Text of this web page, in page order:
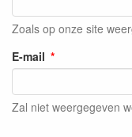
Zoals op onze site
E-mail
Zal niet weergegeven